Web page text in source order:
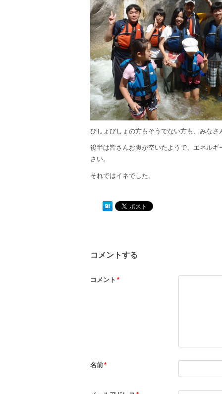
びしょびしょの方もそうでない方も、みなさ
後半は皆さんお腹が空いたようで、エネル
さい。
それではイネでした。
コメントする
コメント *
名前*